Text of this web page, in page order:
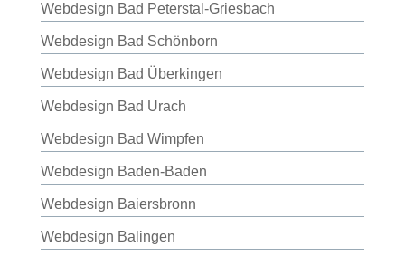
Webdesign Bad Peterstal-Griesbach
Webdesign Bad Schönborn
Webdesign Bad Überkingen
Webdesign Bad Urach
Webdesign Bad Wimpfen
Webdesign Baden-Baden
Webdesign Baiersbronn
Webdesign Balingen